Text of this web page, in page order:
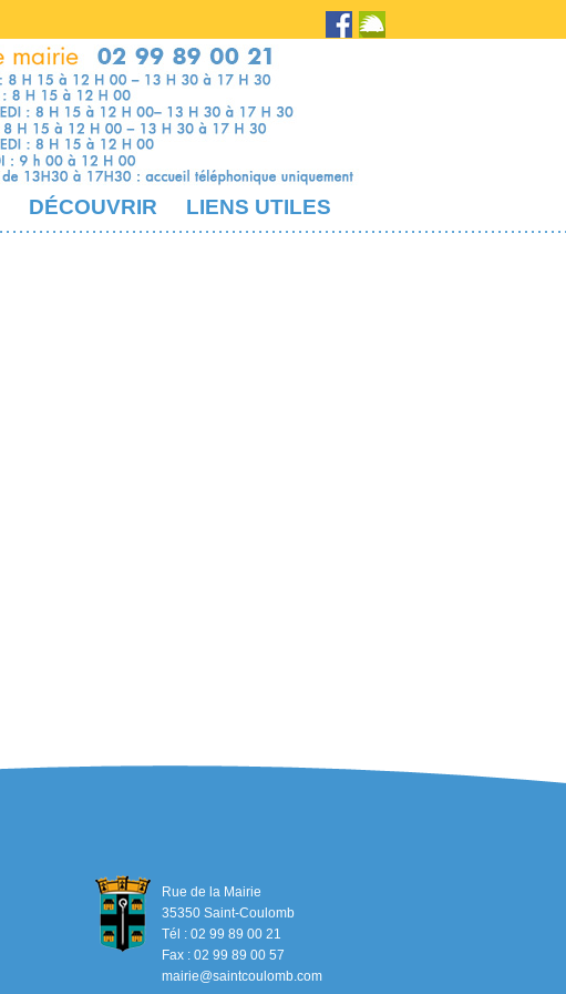
DÉCOUVRIR LIENS UTILES
Rue de la Mairie
35350 Saint-Coulomb
Tél : 02 99 89 00 21
Fax : 02 99 89 00 57
mairie@saintcoulomb.com